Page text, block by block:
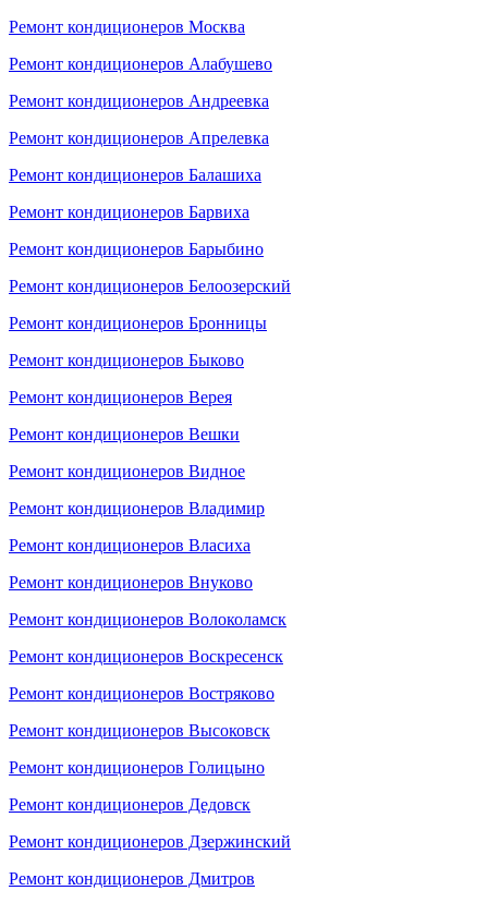
Ремонт кондиционеров Москва
Ремонт кондиционеров Алабушево
Ремонт кондиционеров Андреевка
Ремонт кондиционеров Апрелевка
Ремонт кондиционеров Балашиха
Ремонт кондиционеров Барвиха
Ремонт кондиционеров Барыбино
Ремонт кондиционеров Белоозерский
Ремонт кондиционеров Бронницы
Ремонт кондиционеров Быково
Ремонт кондиционеров Верея
Ремонт кондиционеров Вешки
Ремонт кондиционеров Видное
Ремонт кондиционеров Владимир
Ремонт кондиционеров Власиха
Ремонт кондиционеров Внуково
Ремонт кондиционеров Волоколамск
Ремонт кондиционеров Воскресенск
Ремонт кондиционеров Востряково
Ремонт кондиционеров Высоковск
Ремонт кондиционеров Голицыно
Ремонт кондиционеров Дедовск
Ремонт кондиционеров Дзержинский
Ремонт кондиционеров Дмитров